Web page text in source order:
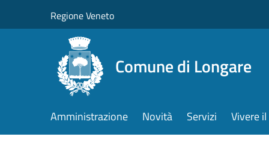
Regione Veneto
Comune di Longare
Amministrazione Novità Servizi Vivere